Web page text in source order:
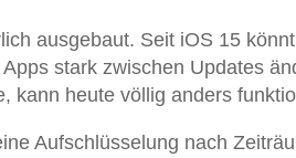
ausgebaut. Seit iOS 15
stark zwischen Updates
kann heute völlig anders
Aufschlüsselung nach